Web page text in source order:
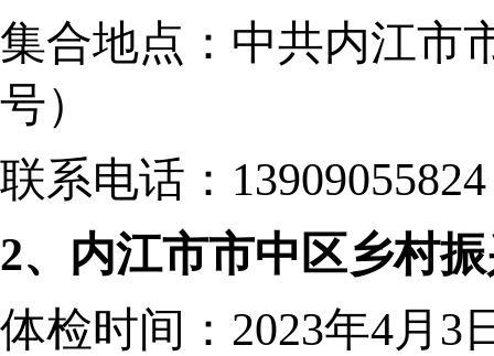
集合地点： 中共内江市
号）
联系电话： 13909055824
2、内江市市中区乡村
体检时间： 2023年4月3